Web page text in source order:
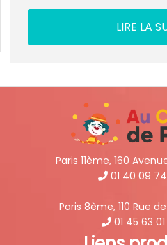
LIRE LA
Paris 11ème, 160
01 40 09
Paris 8ème, 110 Rue
01 45 63